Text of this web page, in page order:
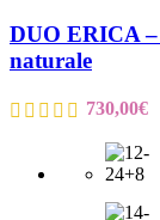
DUO ERICA
naturale
730,00€